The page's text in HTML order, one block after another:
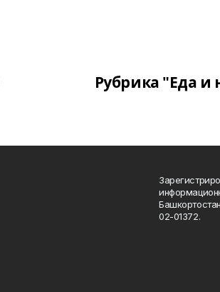
Рубрика "Еда и
02-01372.